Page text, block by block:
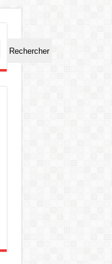
Rechercher